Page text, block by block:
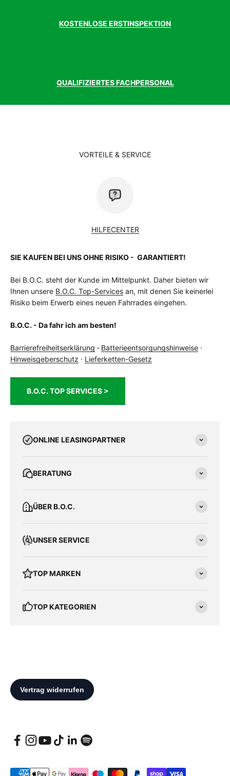
KOSTENLOSE ERSTINSPEKTION
QUALIFIZIERTES FACHPERSONAL
VORTEILE & SERVICE
HILFECENTER
SIE KAUFEN BEI UNS OHNE RISIKO - GARANTIERT!
Bei B.O.C. steht der Kunde im Mittelpunkt. Daher bieten wir
Ihnen unsere B.O.C. Top-Services an, mit denen Sie keinerlei
Risiko beim Erwerb eines neuen Fahrrades eingehen.
B.O.C. - Da fahr ich am besten!
Barrierefreiheitserklärung · Batterieentsorgungshinweise ·
Hinweisgeberschutz · Lieferketten-Gesetz
B.O.C. TOP SERVICES >
ONLINE LEASINGPARTNER
BERATUNG
ÜBER B.O.C.
UNSER SERVICE
TOP MARKEN
TOP KATEGORIEN